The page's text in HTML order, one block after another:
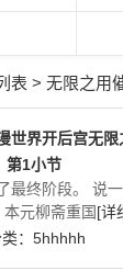
表 > 无限之用
世界开后宫无
第1小节
最终阶段。 说
元柳斋重国[详
： 5hhhhh